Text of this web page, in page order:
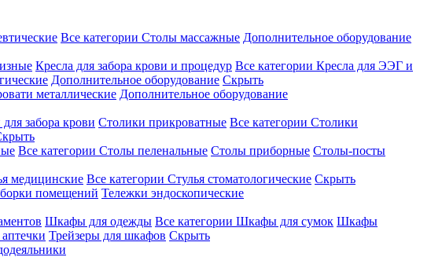
Все категории Столы массажные Дополнительное оборудование
Кресла для забора крови и процедур Все категории Кресла для ЭЭГ и
Дополнительное оборудование Скрыть
металлические Дополнительное оборудование
забора крови Столики прикроватные Все категории Столики
Все категории Столы пеленальные Столы приборные Столы-посты
медицинские Все категории Стулья стоматологические Скрыть
помещений Тележки эндоскопические
Шкафы для одежды Все категории Шкафы для сумок Шкафы
Трейзеры для шкафов Скрыть